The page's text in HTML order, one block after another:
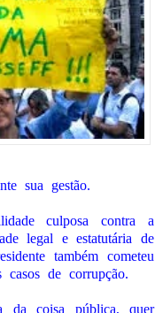
sua gestão.
culposa contra a
legal e estatutária de
também cometeu
de corrupção.
da coisa pública, quer